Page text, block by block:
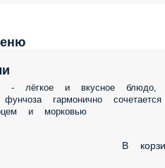
и вкусное блюдо, в котором
сочетается с сочными
В